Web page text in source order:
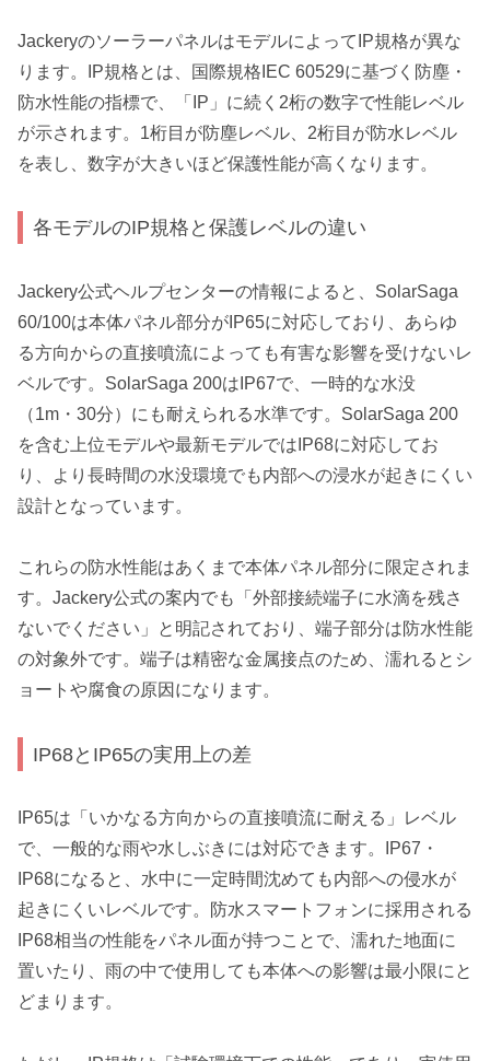
JackeryのソーラーパネルはモデルによってIP規格が異な
ります。IP規格とは、国際規格IEC 60529に基づく防塵・
防水性能の指標で、「IP」に続く2桁の数字で性能レベル
が示されます。1桁目が防塵レベル、2桁目が防水レベル
を表し、数字が大きいほど保護性能が高くなります。
各モデルのIP規格と保護レベルの違い
Jackery公式ヘルプセンターの情報によると、SolarSaga
60/100は本体パネル部分がIP65に対応しており、あらゆ
る方向からの直接噴流によっても有害な影響を受けないレ
ベルです。SolarSaga 200はIP67で、一時的な水没
（1m・30分）にも耐えられる水準です。SolarSaga 200
を含む上位モデルや最新モデルではIP68に対応してお
り、より長時間の水没環境でも内部への浸水が起きにくい
設計となっています。
これらの防水性能はあくまで本体パネル部分に限定されま
す。Jackery公式の案内でも「外部接続端子に水滴を残さ
ないでください」と明記されており、端子部分は防水性能
の対象外です。端子は精密な金属接点のため、濡れるとシ
ョートや腐食の原因になります。
IP68とIP65の実用上の差
IP65は「いかなる方向からの直接噴流に耐える」レベル
で、一般的な雨や水しぶきには対応できます。IP67・
IP68になると、水中に一定時間沈めても内部への侵水が
起きにくいレベルです。防水スマートフォンに採用される
IP68相当の性能をパネル面が持つことで、濡れた地面に
置いたり、雨の中で使用しても本体への影響は最小限にと
どまります。